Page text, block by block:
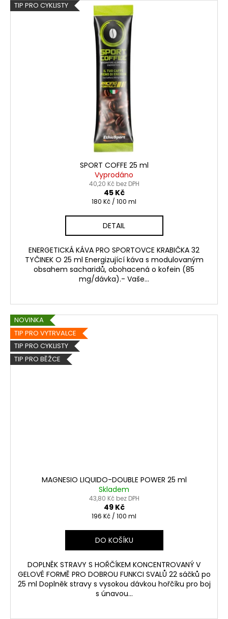
TIP PRO CYKLISTY
SPORT COFFE 25 ml
Vyprodáno
40,20 Kč bez DPH
45 Kč
Měrná
180 Kč / 100 ml
DETAIL
ENERGETICKÁ KÁVA PRO SPORTOVCE KRABIČKA 32
TYČINEK O 25 ml Energizující káva s modulovaným
obsahem sacharidů, obohacená o kofein (85
mg/dávka).- Vaše...
NOVINKA
TIP PRO VYTRVALCE
TIP PRO CYKLISTY
TIP PRO BĚŽCE
MAGNESIO LIQUIDO-DOUBLE POWER 25 ml
Skladem
43,80 Kč bez DPH
49 Kč
Měrná
196 Kč / 100 ml
DO KOŠÍKU
DOPLNĚK STRAVY S HOŘČÍKEM KONCENTROVANÝ V
GELOVÉ FORMĚ PRO DOBROU FUNKCI SVALŮ 22 sáčků po
25 ml Doplněk stravy s vysokou dávkou hořčíku pro boj
s únavou...